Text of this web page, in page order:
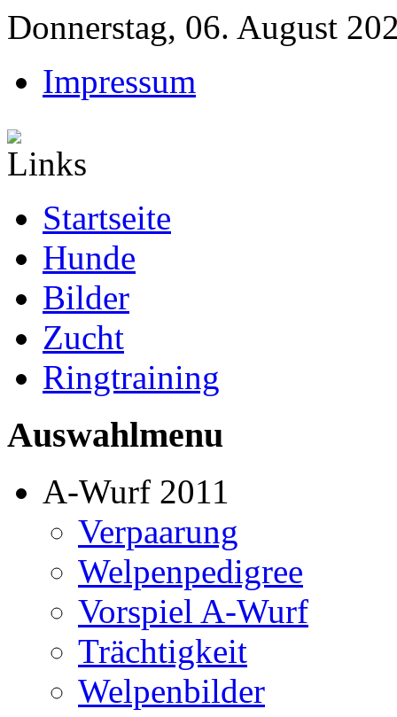
Donnerstag, 06. August
Impressum
Startseite
Hunde
Bilder
Zucht
Ringtraining
Auswahlmenu
A-Wurf 2011
Verpaarung
Welpenpedigree
Vorspiel A-Wurf
Trächtigkeit
Welpenbilder